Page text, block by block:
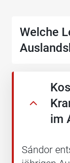
Welche
im
Sándor